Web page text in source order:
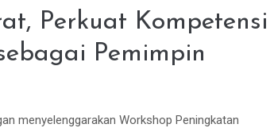
Perkuat Kompetensi
Pemimpin
menyelenggarakan Workshop Peningkatan